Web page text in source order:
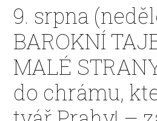
9. srpna
BAROKNÍ
MALÉ
do chrámu,